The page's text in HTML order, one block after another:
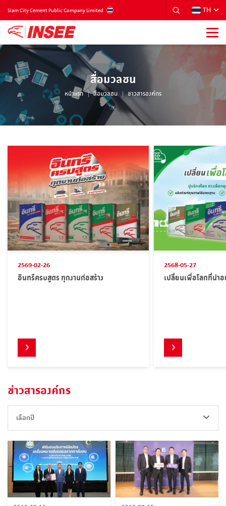
Siam City Cement Public Company Limited TH
สื่อมวลชน
หน้าแรก สื่อมวลชน ข่าวสารองค์กร
2569-02-26
อินทรีครบสูตร ทุกงานก่อสร้าง
2568-05-27
เปลี่ยนเพื่อโลกที่น่า
ข่าวสารองค์กร
เลือกปี